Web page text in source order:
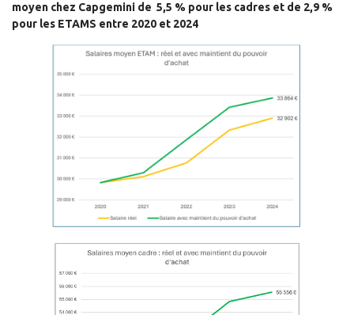
moyen chez Capgemini d e 5,5 % pour les cadres et de 2,9 %
pour les ETAMS entre 2020 et 2024